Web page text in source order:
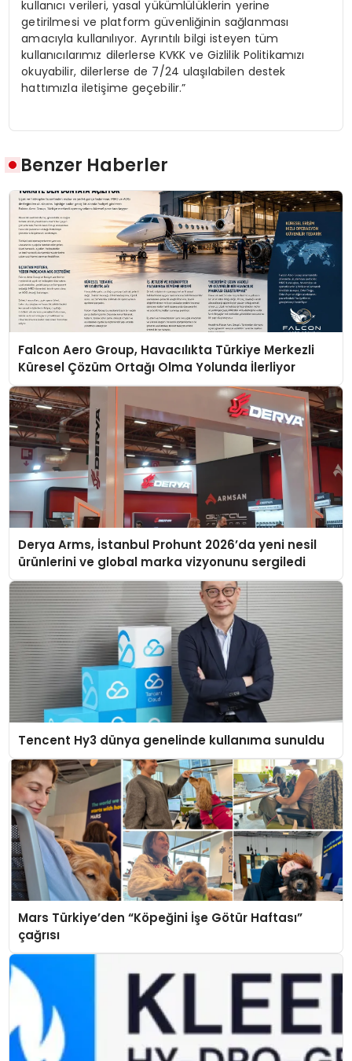
kullanıcı verileri, yasal yükümlülüklerin yerine
getirilmesi ve platform güvenliğinin sağlanması
amacıyla kullanılıyor. Ayrıntılı bilgi isteyen tüm
kullanıcılarımız dilerlerse KVKK ve Gizlilik Politikamızı
okuyabilir, dilerlerse de 7/24 ulaşılabilen destek
hattımızla iletişime geçebilir.”
Benzer Haberler
Falcon Aero Group, Havacılıkta Türkiye Merkezli
Küresel Çözüm Ortağı Olma Yolunda İlerliyor
Derya Arms, İstanbul Prohunt 2026’da yeni nesil
ürünlerini ve global marka vizyonunu sergiledi
Tencent Hy3 dünya genelinde kullanıma sunuldu
Mars Türkiye’den “Köpeğini İşe Götür Haftası”
çağrısı